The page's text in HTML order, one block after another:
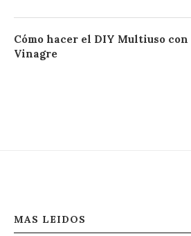
Cómo hacer el DIY Multiuso con
Vinagre
MAS LEIDOS